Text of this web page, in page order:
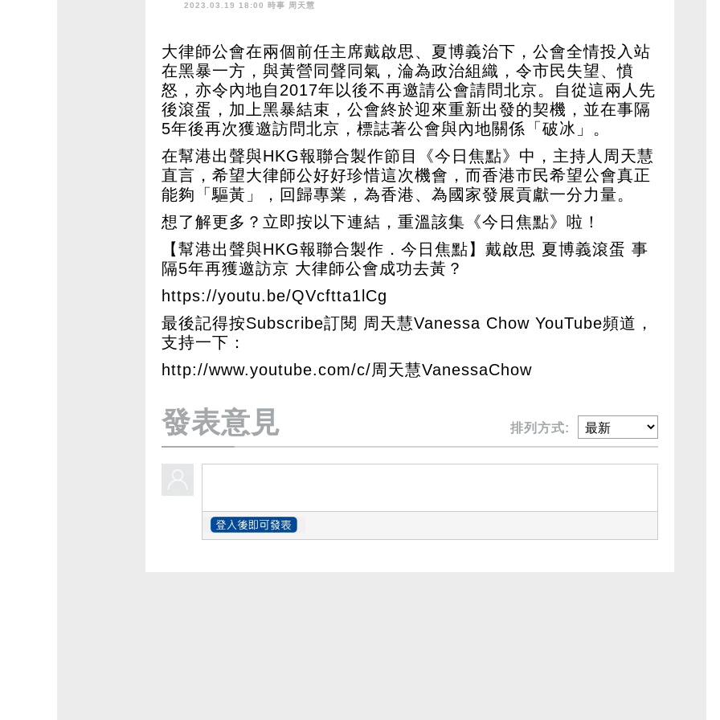
2023.03.19 18:00 時事 周天慧
大律師公會在兩個前任主席戴啟思、夏博義治下，公會全情投入站
在黑暴一方，與黃營同聲同氣，淪為政治組織，令市民失望、憤
怒，亦令內地自2017年以後不再邀請公會請問北京。自從這兩人先
後滾蛋，加上黑暴結束，公會終於迎來重新出發的契機，並在事隔
5年後再次獲邀訪問北京，標誌著公會與內地關係「破冰」。
在幫港出聲與HKG報聯合製作節目《今日焦點》中，主持人周天慧
直言，希望大律師公好好珍惜這次機會，而香港市民希望公會真正
能夠「驅黃」，回歸專業，為香港、為國家發展貢獻一分力量。
想了解更多？立即按以下連結，重溫該集《今日焦點》啦！
【幫港出聲與HKG報聯合製作．今日焦點】戴啟思 夏博義滾蛋 事
隔5年再獲邀訪京 大律師公會成功去黃？
https://youtu.be/QVcftta1lCg
最後記得按Subscribe訂閱 周天慧Vanessa Chow YouTube頻道，
支持一下：
http://www.youtube.com/c/周天慧VanessaChow
發表意見 排列方式: